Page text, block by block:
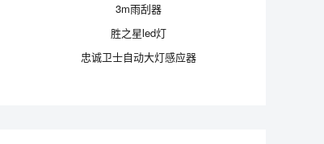
3m雨刮器
胜之星led灯
忠诚卫士自动大灯感应器